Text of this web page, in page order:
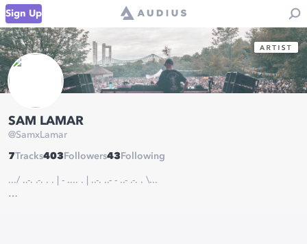
Sign Up
SAM LAMAR
@SamxLamar
7Tracks403 Followers43 Following
.../ ..-. .-. . . | - .... . | ..-. ..- - ..- .-. . \...